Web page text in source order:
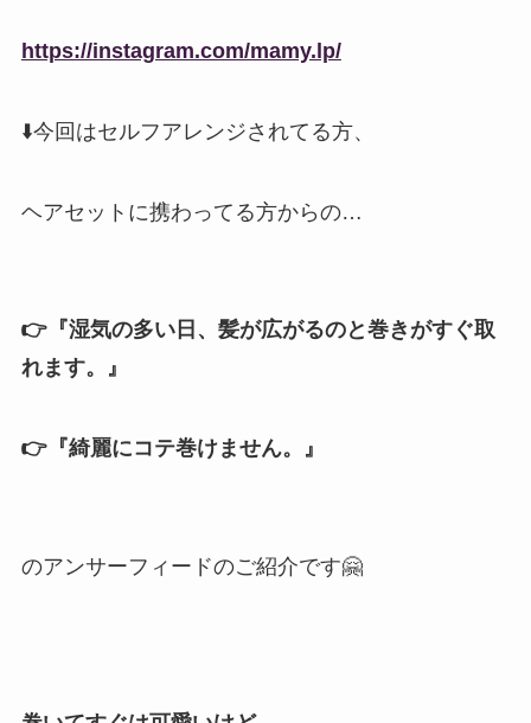
https://instagram.com/mamy.lp/
⬇️今回はセルフアレンジされてる方、
ヘアセットに携わってる方からの…⠀
👉『湿気の多い日、髪が広がるのと巻きがすぐ取
れます。』
👉『綺麗にコテ巻けません。』⠀
のアンサーフィードのご紹介です🤗⠀